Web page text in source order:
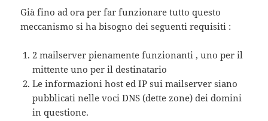
Già fino ad ora per far funzionare tutto questo
meccanismo si ha bisogno dei seguenti requisiti :
2 mailserver pienamente funzionanti , uno per il
mittente uno per il destinatario
Le informazioni host ed IP sui mailserver siano
pubblicati nelle voci DNS (dette zone) dei domini
in questione.